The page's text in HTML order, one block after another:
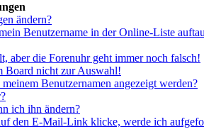
ändern?
Benutzername in der Online-Liste
aber die Forenuhr geht immer noch falsch!
Board nicht zur Auswahl!
Benutzernamen angezeigt werden?
ich ihn ändern?
den E-Mail-Link klicke, werde ich